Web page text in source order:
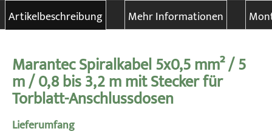
Artikelbeschreibung Mehr Informationen
Marantec Spiralkabel 5x0,5 mm² / 5
m / 0,8 bis 3,2 m mit Stecker für
Torblatt-Anschlussdosen
Lieferumfang